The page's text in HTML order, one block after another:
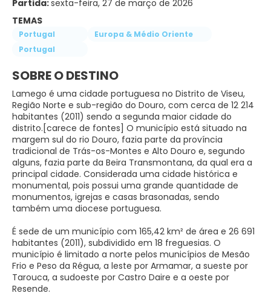
Partida:sexta-feira, 27 de março de 2026
TEMAS
Portugal
Europa & Médio Oriente
Portugal
SOBRE O DESTINO
Lamego é uma cidade portuguesa no Distrito de Viseu,
Região Norte e sub-região do Douro, com cerca de 12 214
habitantes (2011) sendo a segunda maior cidade do
distrito.[carece de fontes] O município está situado na
margem sul do rio Douro, fazia parte da província
tradicional de Trás-os-Montes e Alto Douro e, segundo
alguns, fazia parte da Beira Transmontana, da qual era a
principal cidade. Considerada uma cidade histórica e
monumental, pois possui uma grande quantidade de
monumentos, igrejas e casas brasonadas, sendo
também uma diocese portuguesa.
É sede de um município com 165,42 km² de área e 26 691
habitantes (2011), subdividido em 18 freguesias. O
município é limitado a norte pelos municípios de Mesão
Frio e Peso da Régua, a leste por Armamar, a sueste por
Tarouca, a sudoeste por Castro Daire e a oeste por
Resende.